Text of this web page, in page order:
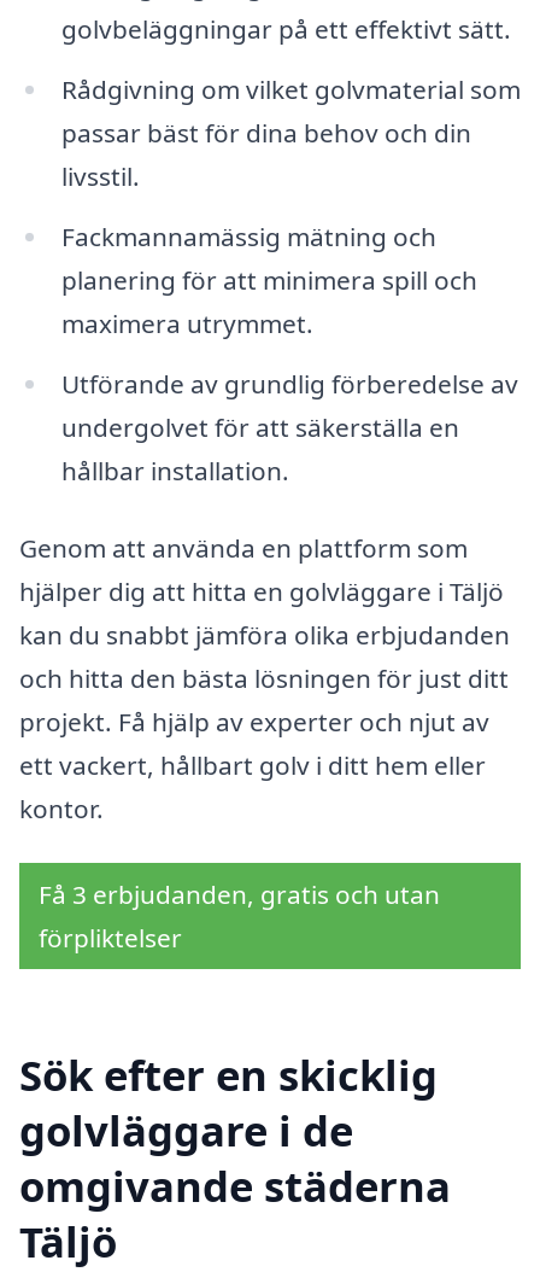
golvbeläggningar på ett effektivt sätt.
Rådgivning om vilket golvmaterial som
passar bäst för dina behov och din
livsstil.
Fackmannamässig mätning och
planering för att minimera spill och
maximera utrymmet.
Utförande av grundlig förberedelse av
undergolvet för att säkerställa en
hållbar installation.
Genom att använda en plattform som
hjälper dig att hitta en golvläggare i Täljö
kan du snabbt jämföra olika erbjudanden
och hitta den bästa lösningen för just ditt
projekt. Få hjälp av experter och njut av
ett vackert, hållbart golv i ditt hem eller
kontor.
Få 3 erbjudanden, gratis och utan
förpliktelser
Sök efter en skicklig
golvläggare i de
omgivande städerna
Täljö